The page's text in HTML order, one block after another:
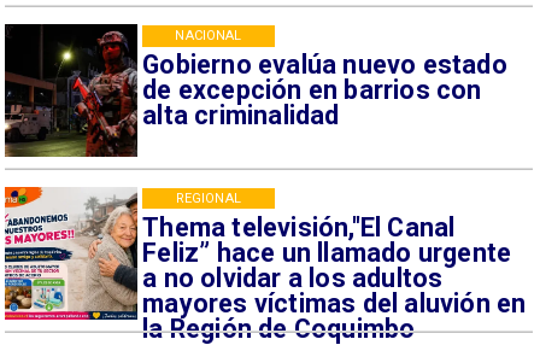
Gobierno evalúa nuevo estado
de excepción en barrios con
alta criminalidad
NACIONAL
Thema televisión,"El Canal
Feliz” hace un llamado urgente
a no olvidar a los adultos
mayores víctimas del aluvión en
la Región de Coquimbo
REGIONAL